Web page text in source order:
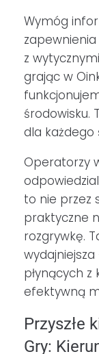
Wymóg
z
grając w
środowisku.
dla każdego
Operatorzy
to nie przez
praktyczne
rozgrywkę.
płynących
efektywną
Przyszłe
Gry: